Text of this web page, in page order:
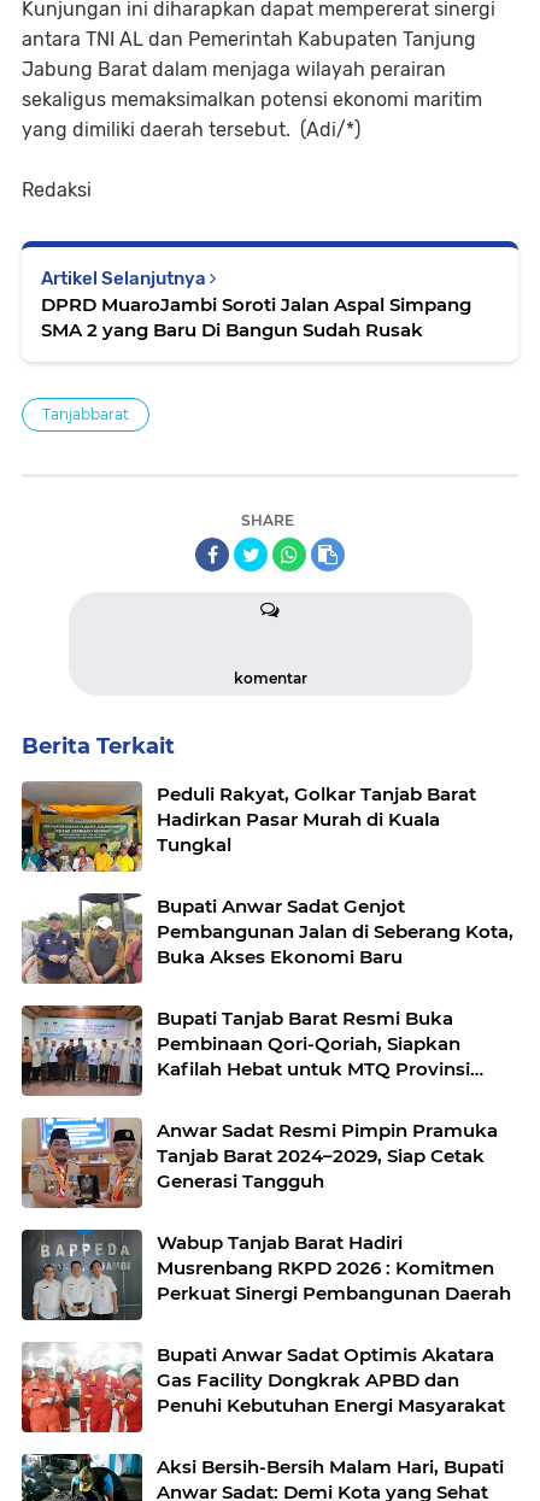
Kunjungan ini diharapkan dapat mempererat sinergi
antara TNI AL dan Pemerintah Kabupaten Tanjung
Jabung Barat dalam menjaga wilayah perairan
sekaligus memaksimalkan potensi ekonomi maritim
yang dimiliki daerah tersebut. (Adi/*)
Redaksi
Artikel Selanjutnya
DPRD MuaroJambi Soroti Jalan Aspal Simpang
SMA 2 yang Baru Di Bangun Sudah Rusak
Tanjabbarat
SHARE
komentar
Berita Terkait
Peduli Rakyat, Golkar Tanjab Barat
Hadirkan Pasar Murah di Kuala
Tungkal
Bupati Anwar Sadat Genjot
Pembangunan Jalan di Seberang Kota,
Buka Akses Ekonomi Baru
Bupati Tanjab Barat Resmi Buka
Pembinaan Qori-Qoriah, Siapkan
Kafilah Hebat untuk MTQ Provinsi
Anwar Sadat Resmi Pimpin Pramuka
Tanjab Barat 2024–2029, Siap Cetak
Generasi Tangguh
Wabup Tanjab Barat Hadiri
Musrenbang RKPD 2026 : Komitmen
Perkuat Sinergi Pembangunan Daerah
Bupati Anwar Sadat Optimis Akatara
Gas Facility Dongkrak APBD dan
Penuhi Kebutuhan Energi Masyarakat
Aksi Bersih-Bersih Malam Hari, Bupati
Anwar Sadat: Demi Kota yang Sehat